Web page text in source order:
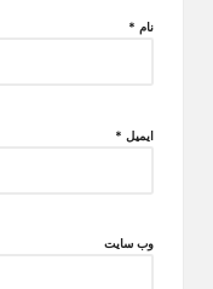
نام *
ایمیل *
وب‌ سایت